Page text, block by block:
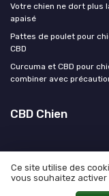
Votre chien ne dort plus
apaisé
Pattes de poulet pour
CBD
Curcuma et CBD pour
combiner avec
CBD Chien
Mentions
Ce site utilise des
vous souhaitez activer